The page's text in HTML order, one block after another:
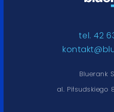
tel. 42
Bluerank
al. Piłsudskiego